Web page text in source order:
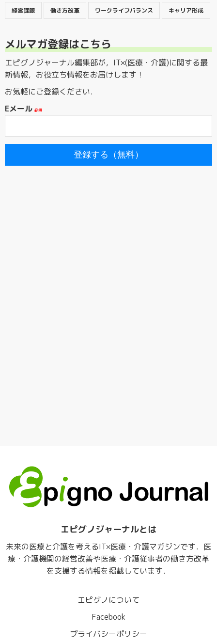
経営課題 働き方改革 ワークライフバランス キャリア形成
メルマガ登録はこちら
エピグノジャーナル編集部が，IT×(医療・介護)に関する最
新情報，お役立ち情報をお届けします！
お気軽にご登録ください．
Eメール
エピグノジャーナルとは
未来の医療と介護を考えるIT×医療・介護マガジンです．医
療・介護機関の経営改善や医療・介護従事者の働き方改革
を支援する情報を掲載しています．
エピグノについて
Facebook
プライバシーポリシー